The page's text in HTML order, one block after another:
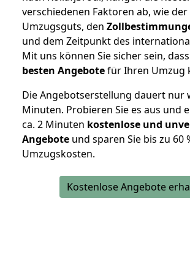
verschiedenen Faktoren ab, wie
Umzugsguts, den
und dem Zeitpunkt des
Mit uns können Sie sicher sein,
besten Angebotefür Ihren Umzug
Die Angebotserstellung dauert nur
Minuten. Probieren Sie es aus und
ca. 2 Minuten kostenlose und
Angebote und sparen Sie bis zu 60
Umzugskosten.
Kostenlose Angebote